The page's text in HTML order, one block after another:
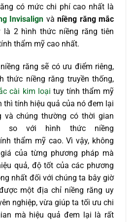
có mức chi phí cao nhất là
Invisalign và niềng răng mắc
là 2 hình thức niềng răng tiên
thẩm mỹ cao nhất.
răng sẽ có ưu điểm riêng,
thức niềng răng truyền thống,
cài kim loại tuy tính thẩm mỹ
thì tính hiệu quả của nó đem lại
và chúng thường có thời gian
so với hình thức niềng
thẩm mỹ cao. Vì vậy, không
của từng phương pháp mà
quả, độ tốt của các phương
nhất đối với chúng ta bây giờ
một địa chỉ niềng răng uy
nghiệp, vừa giúp ta tối ưu chi
mà hiệu quả đem lại là rất